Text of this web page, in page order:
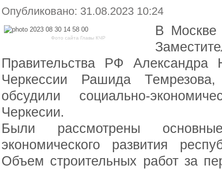
Опубликовано: 31.08.2023 10:24
Фото сайта Главы КЧР
В Москве
Правительства РФ
Черкессии Рашида
обсудили социально-
Черкесии.
Были рассмотрены
экономического развития
Объем строительных работ за